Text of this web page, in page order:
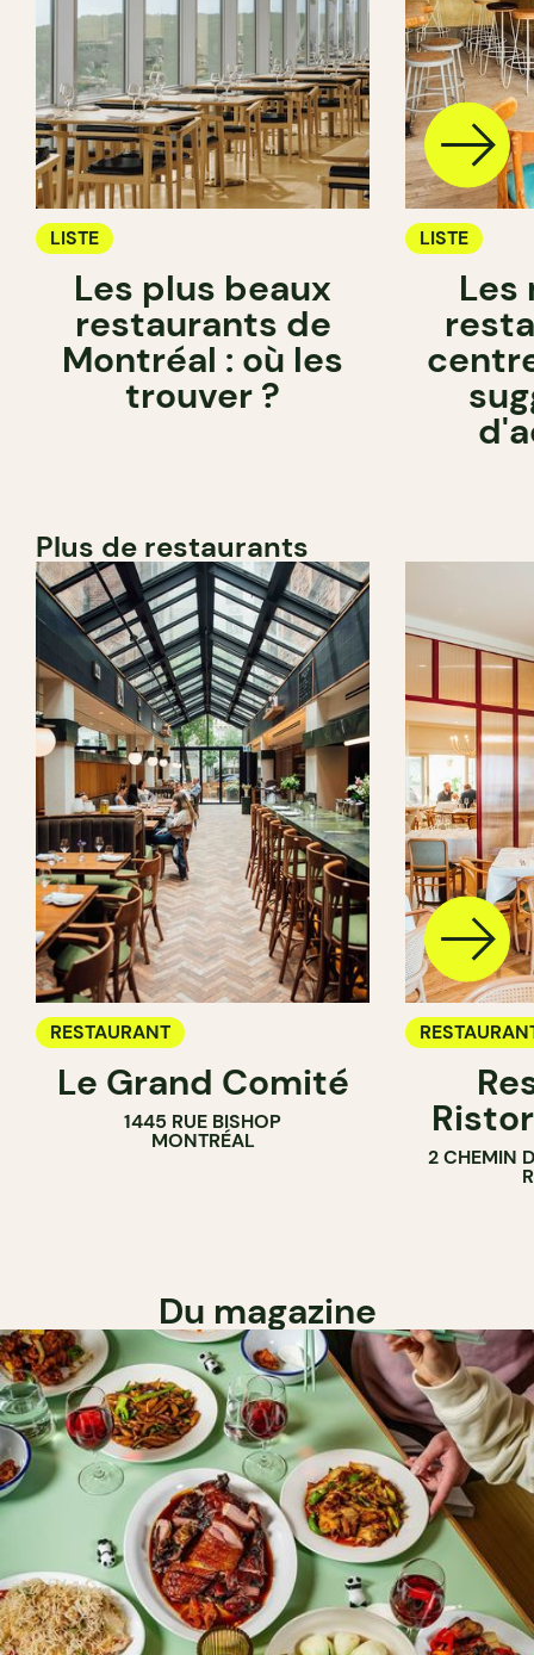
LISTE
Les plus beaux
restaurants de
Montréal : où les
trouver ?
LISTE
Les
Plus de restaurants
RESTAURANT
Le Grand Comité
1445 RUE BISHOP
MONTRÉAL
2 CHEMIN
Du magazine